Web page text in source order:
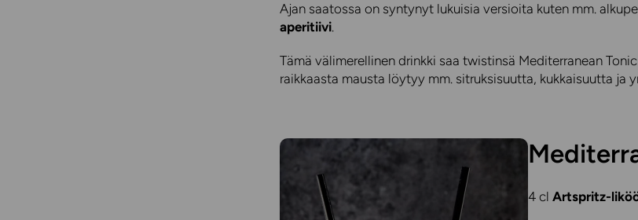
Ajan saatossa on syntynyt lukuisia versioita kuten mm.
aperitiivi.
Tämä välimerellinen drinkki saa twistinsä Mediterranean
raikkaasta mausta löytyy mm. sitruksisuutta, kukkaisuutta ja
4 cl Artspritz-